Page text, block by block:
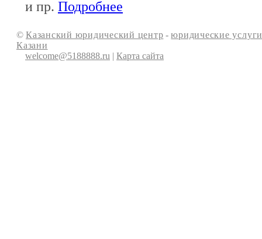
и пр. Подробнее
© Казанский юридический центр -юридические
Казани
welcome@5188888.ru | Карта сайта